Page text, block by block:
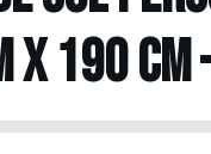
X 190 CM